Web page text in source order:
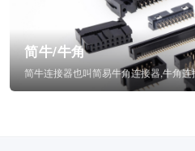
简牛/牛角